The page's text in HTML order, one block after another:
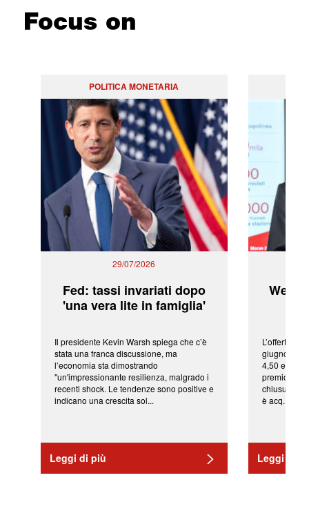
Focus on
POLITICA MONETARIA
29/07/2026
Fed: tassi invariati dopo
'una vera lite in famiglia'
Il presidente Kevin Warsh spiega che c’è
stata una franca discussione, ma
l’economia sta dimostrando
"un'impressionante resilienza, malgrado i
recenti shock. Le tendenze sono positive e
indicano una crescita sol...
Leggi di più
L’offerta
giugno da
4,50 euro
premio di
chiusura
è acq...
Leggi di